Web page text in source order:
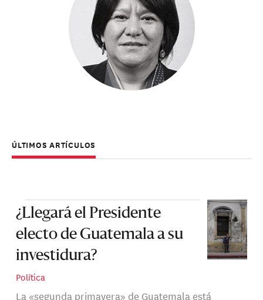
ÚLTIMOS ARTÍCULOS
¿Llegará el Presidente
electo de Guatemala a su
investidura?
Política
La «segunda primavera» de Guatemala está